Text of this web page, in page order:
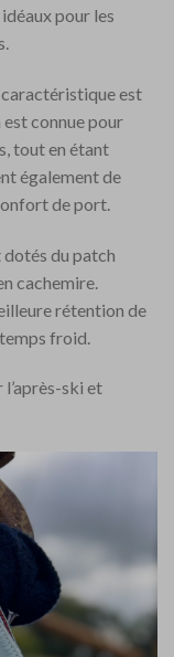
pour les
est
est connue pour
tout en étant
également de
de port.
du patch
cachemire.
rétention de
froid.
ski et